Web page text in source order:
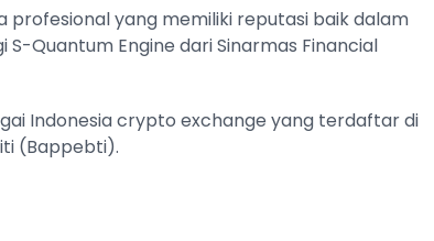
profesional yang memiliki reputasi baik dalam
Quantum Engine dari Sinarmas Financial
Indonesia crypto exchange yang terdaftar di
(Bappebti).